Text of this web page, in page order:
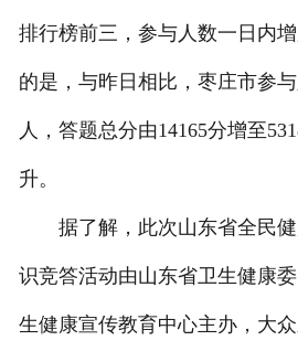
排行榜前三，参与人数一日内
的是，与昨日相比，枣庄市参
人，答题总分由14165分增至
升。
据了解，此次山东省全民健
识竞答活动由山东省卫生健康
生健康宣传教育中心主办，大